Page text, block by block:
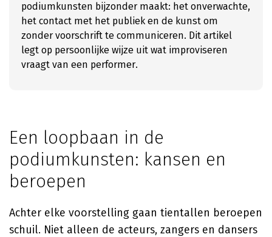
podiumkunsten bijzonder maakt: het onverwachte,
het contact met het publiek en de kunst om
zonder voorschrift te communiceren. Dit artikel
legt op persoonlijke wijze uit wat improviseren
vraagt van een performer.
Een loopbaan in de
podiumkunsten: kansen en
beroepen
Achter elke voorstelling gaan tientallen beroepen
schuil. Niet alleen de acteurs, zangers en dansers